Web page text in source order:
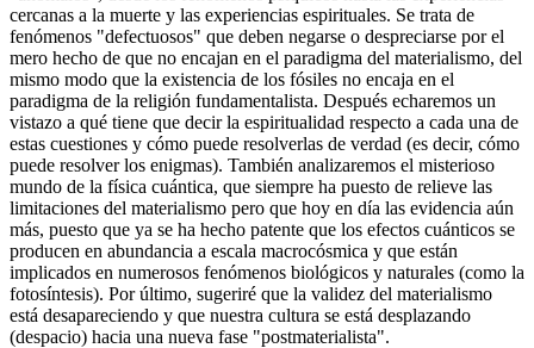
cercanas a la muerte y las experiencias espirituales. Se trata de
fenómenos "defectuosos" que deben negarse o despreciarse por el
mero hecho de que no encajan en el paradigma del materialismo, del
mismo modo que la existencia de los fósiles no encaja en el
paradigma de la religión fundamentalista. Después echaremos un
vistazo a qué tiene que decir la espiritualidad respecto a cada una de
estas cuestiones y cómo puede resolverlas de verdad (es decir, cómo
puede resolver los enigmas). También analizaremos el misterioso
mundo de la física cuántica, que siempre ha puesto de relieve las
limitaciones del materialismo pero que hoy en día las evidencia aún
más, puesto que ya se ha hecho patente que los efectos cuánticos se
producen en abundancia a escala macrocósmica y que están
implicados en numerosos fenómenos biológicos y naturales (como la
fotosíntesis). Por último, sugeriré que la validez del materialismo
está desapareciendo y que nuestra cultura se está desplazando
(despacio) hacia una nueva fase "postmaterialista".